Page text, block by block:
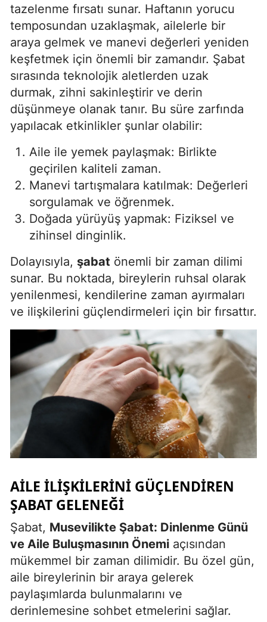
Niğde
Ordu
Rize
Sakarya
Samsun
Siirt
Sinop
Sivas
Tekirdağ
Tunceli
Şanlıurfa
Uşak
Van
Yozgat
Zonguldak
Aksaray
Bayburt
Batman
Şırnak
Bartın
Ardahan
tazelenme fırsatı sunar. Haftanın yorucu
temposundan uzaklaşmak, ailelerle bir
araya gelmek ve manevi değerleri yeniden
keşfetmek için önemli bir zamandır. Şabat
sırasında teknolojik aletlerden uzak
durmak, zihni sakinleştirir ve derin
düşünmeye olanak tanır. Bu süre zarfında
yapılacak etkinlikler şunlar olabilir:
Aile ile yemek paylaşmak: Birlikte
geçirilen kaliteli zaman.
Manevi tartışmalara katılmak: Değerleri
sorgulamak ve öğrenmek.
Doğada yürüyüş yapmak: Fiziksel ve
zihinsel dinginlik.
Dolayısıyla, şabat önemli bir zaman dilimi
sunar. Bu noktada, bireylerin ruhsal olarak
yenilenmesi, kendilerine zaman ayırmaları
ve ilişkilerini güçlendirmeleri için bir fırsattır.
AILE İLIŞKILERINI GÜÇLENDIREN
ŞABAT GELENEĞI
Şabat, Musevilikte Şabat: Dinlenme Günü
ve Aile Buluşmasının Önemi açısından
mükemmel bir zaman dilimidir. Bu özel gün,
aile bireylerinin bir araya gelerek
paylaşımlarda bulunmalarını ve
derinlemesine sohbet etmelerini sağlar.